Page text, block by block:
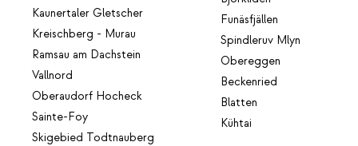
Kaunertaler Gletscher
Kreischberg - Murau
Ramsau am Dachstein
Vallnord
Oberaudorf Hocheck
Sainte-Foy
Skigebied Todtnauberg
Funäsfjällen
Spindleruv Mlyn
Obereggen
Beckenried
Blatten
Kühtai